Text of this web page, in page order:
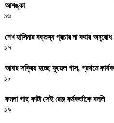
আশঙ্কা
১৬
শেখ হাসিনার বক্তব্য প্রচার না করার অনুরোধ
১৭
আবার সক্রিয় হচ্ছে ফুয়েল পাস, প্রথমে
১৮
কমলা গাছ কাটা সেই রেঞ্জ কর্মকর্তাকে বদলি
১৯